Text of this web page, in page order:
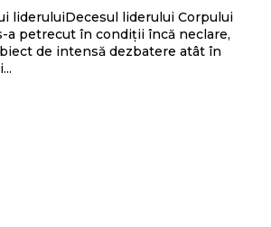
lideruluiDecesul liderului Corpului
a petrecut în condiții încă neclare,
de intensă dezbatere atât în